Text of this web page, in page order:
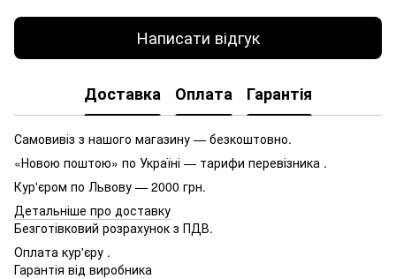
Написати відгук
Доставка Оплата Гарантія
Самовивіз з нашого магазину — безкоштовно.
«Новою поштою» по Україні — тарифи перевізника .
Кур'єром по Львову — 2000 грн.
Детальніше про доставку
Безготівковий розрахунок з ПДВ.
Оплата кур'єру .
Гарантія від виробника